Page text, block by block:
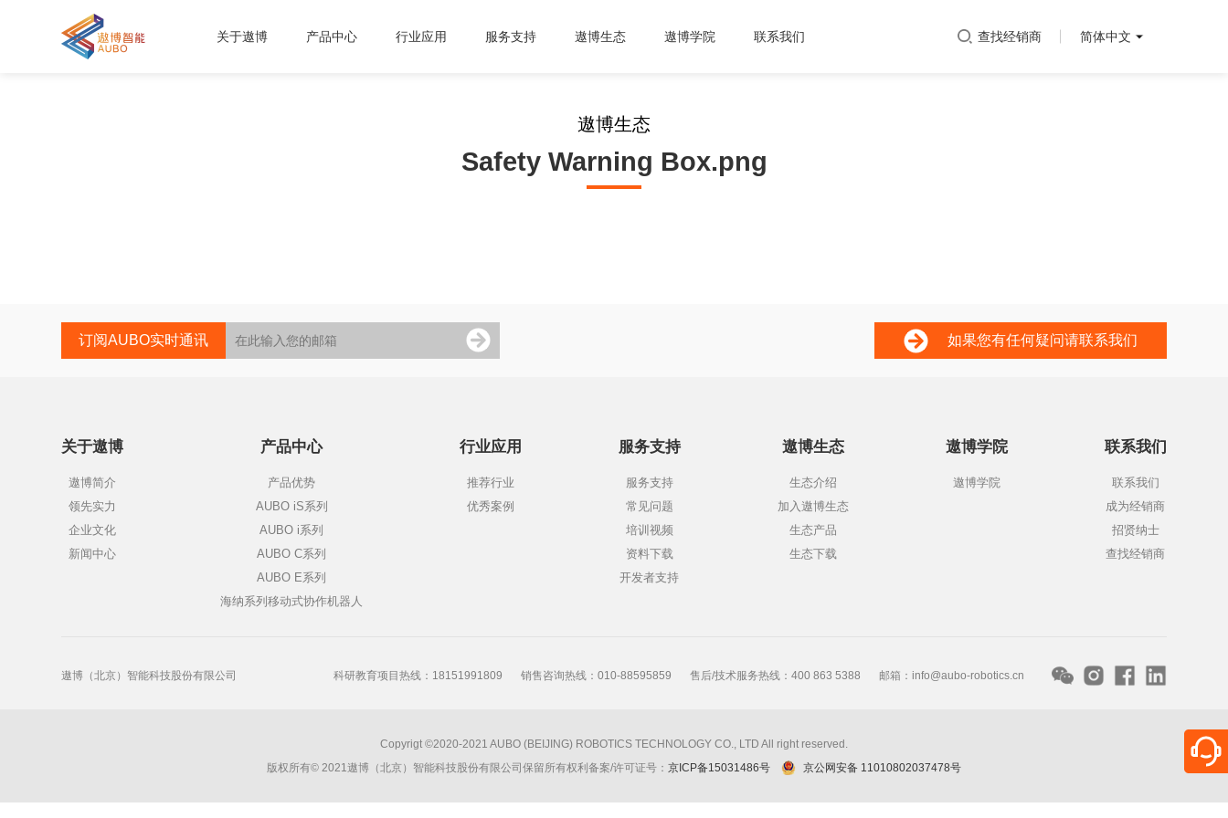
关于遨博 产品中心 行业应用 服务支持 遨博生态 遨博学院 联系我们 查找经销商 简体中文
遨博生态
Safety Warning Box.png
订阅AUBO实时通讯 如果您有任何疑问请联系我们
关于遨博
遨博简介
领先实力
企业文化
新闻中心
产品中心
产品优势
AUBO iS系列
AUBO i系列
AUBO C系列
AUBO E系列
海纳系列移动式协作机器人
行业应用
推荐行业
优秀案例
服务支持
服务支持
常见问题
培训视频
资料下载
开发者支持
遨博生态
生态介绍
加入遨博生态
生态产品
生态下载
遨博学院
遨博学院
联系我们
联系我们
成为经销商
招贤纳士
查找经销商
遨博（北京）智能科技股份有限公司 科研教育项目热线：18151991809 销售咨询热线：010-88595859 售后/技术服务热线：400 863 5388 邮箱：info@aubo-robotics.cn
Copyrigt ©2020-2021 AUBO (BEIJING) ROBOTICS TECHNOLOGY CO., LTD All right reserved.
版权所有© 2021遨博（北京）智能科技股份有限公司保留所有权利备案/许可证号： 京ICP备15031486号 京公网安备 11010802037478号